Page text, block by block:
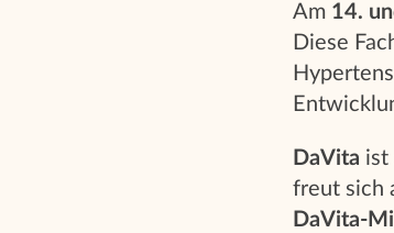
Am 14.
Diese
DaVita ist
freut sich
DaVita-